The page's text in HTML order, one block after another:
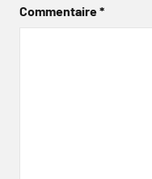
Commentaire*